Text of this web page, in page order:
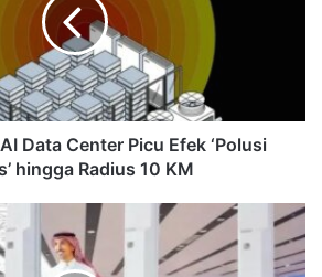
Data Center Picu Efek ‘Polusi
hingga Radius 10 KM